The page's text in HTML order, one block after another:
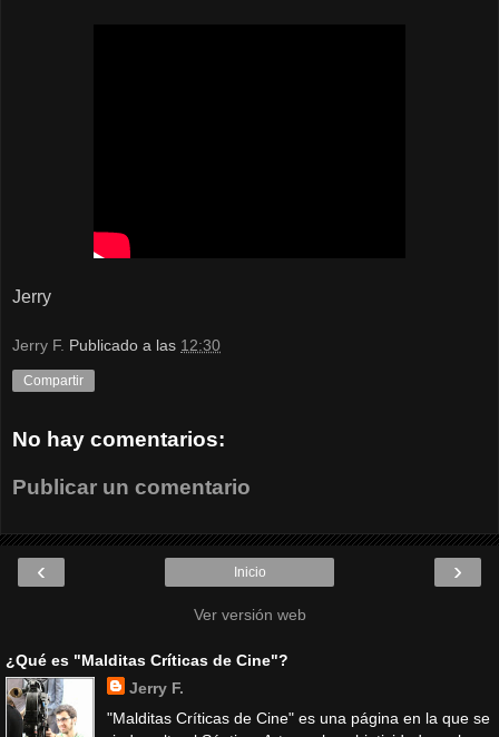
Jerry
Jerry F. Publicado a las 12:30
Compartir
No hay comentarios:
Publicar un comentario
‹ ›
Inicio
Ver versión web
¿Qué es "Malditas Críticas de Cine"?
Jerry F.
"Malditas Críticas de Cine" es una página en la que se